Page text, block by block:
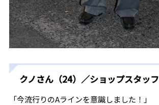
クノさん（24）／ショップスタッフ
「今流行りのAラインを意識しました！」